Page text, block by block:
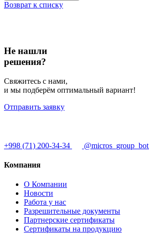
Возврат к списку
Не нашли
решения?
Свяжитесь с нами,
и мы подберём оптимальный вариант!
Отправить заявку
+998 (71) 200-34-34 @micros_group_bot
Компания
О Компании
Новости
Работа у нас
Разрешительные документы
Партнерские сертификаты
Сертификаты на продукцию